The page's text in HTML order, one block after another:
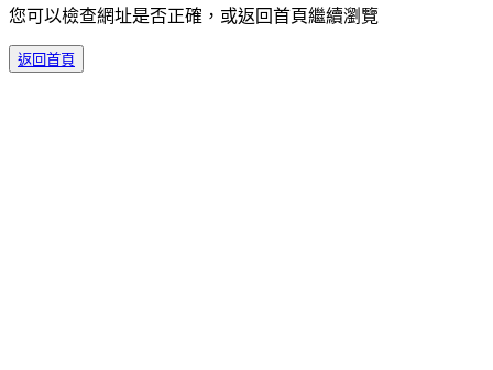
您可以檢查網址是否正確，或返回首頁繼續瀏覽
返回首頁